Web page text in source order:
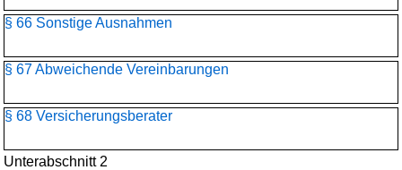
§ 66 Sonstige Ausnahmen
§ 67 Abweichende Vereinbarungen
§ 68 Versicherungsberater
Unterabschnitt 2